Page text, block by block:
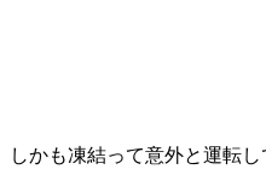
しかも凍結って意外と運転